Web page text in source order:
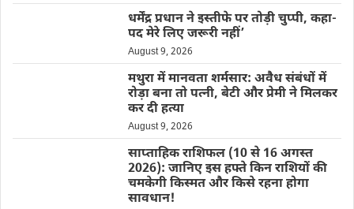
धर्मेंद्र प्रधान ने इस्तीफे पर तोड़ी चुप्पी, कहा-
पद मेरे लिए जरूरी नहीं’
August 9, 2026
मथुरा में मानवता शर्मसार: अवैध संबंधों में
रोड़ा बना तो पत्नी, बेटी और प्रेमी ने मिलकर
कर दी हत्या
August 9, 2026
साप्ताहिक राशिफल (10 से 16 अगस्त
2026): जानिए इस हफ्ते किन राशियों की
चमकेगी किस्मत और किसे रहना होगा
सावधान!